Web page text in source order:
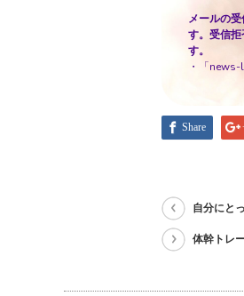
メールの
す。受信
す。
・「
Share
自分にと
体幹トレ